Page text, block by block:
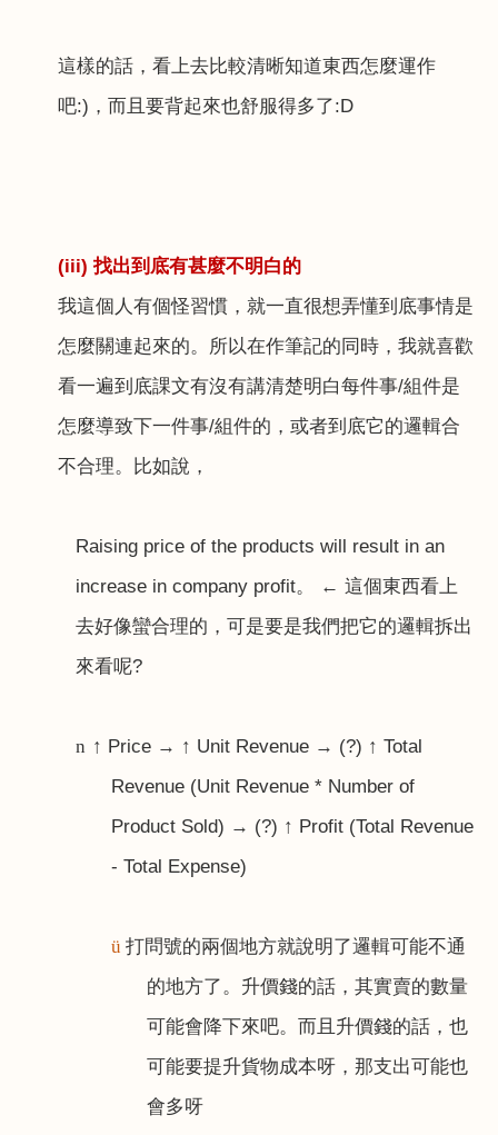
這樣的話，看上去比較清晰知道東西怎麼運作
吧:) ，而且要背起來也舒服得多了:D
(iii) 找出到底有甚麼不明白的
我這個人有個怪習慣，就一直很想弄懂到底事情是
怎麼關連起來的。所以在作筆記的同時，我就喜歡
看一遍到底課文有沒有講清楚明白每件事/組件是
怎麼導致下一件事/組件的，或者到底它的邏輯合
不合理。比如說，
Raising price of the products will result in an
increase in company profit。 ← 這個東西看上
去好像蠻合理的，可是要是我們把它的邏輯拆出
來看呢?
n ↑ Price → ↑ Unit Revenue → (?) ↑ Total
Revenue (Unit Revenue * Number of
Product Sold) → (?) ↑ Profit (Total Revenue
- Total Expense)
ü 打問號的兩個地方就說明了邏輯可能不通
的地方了。升價錢的話，其實賣的數量
可能會降下來吧。而且升價錢的話，也
可能要提升貨物成本呀，那支出可能也
會多呀